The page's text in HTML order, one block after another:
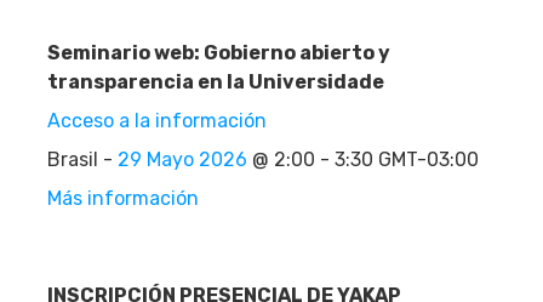
Seminario web: Gobierno abierto y
transparencia en la Universidade
Acceso a la información
Brasil - 29 Mayo 2026 @ 2:00 - 3:30 GMT-03:00
Más información
INSCRIPCIÓN PRESENCIAL DE YAKAP